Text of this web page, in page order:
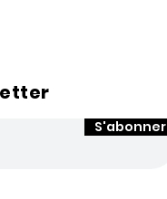
S'abonner